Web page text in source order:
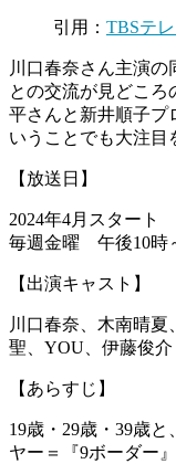
引用： TBSテ
川口春奈さん主演の
との交流が見どころ
平さんと新井順子プ
いうことでも大注目
【放送日】
2024年4月スタート
毎週金曜 午後10時
【出演キャスト】
川口春奈、木南晴
聖、YOU、伊藤俊
【あらすじ】
19歳・29歳・39歳
ヤー＝『9ボーダー